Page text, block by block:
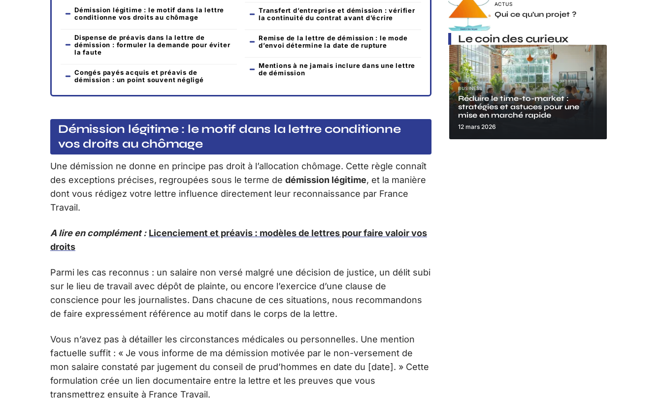
Démission légitime : le motif dans la lettre
conditionne vos droits au chômage
Dispense de préavis dans la lettre de
démission : formuler la demande pour éviter
la faute
Congés payés acquis et préavis de
démission : un point souvent négligé
Transfert d’entreprise et démission : vérifier
la continuité du contrat avant d’écrire
Remise de la lettre de démission : le mode
d’envoi détermine la date de rupture
Mentions à ne jamais inclure dans une lettre
de démission
Démission légitime : le motif dans la lettre conditionne
vos droits au chômage
Une démission ne donne en principe pas droit à l’allocation chômage. Cette règle connaît
des exceptions précises, regroupées sous le terme de démission légitime, et la manière
dont vous rédigez votre lettre influence directement leur reconnaissance par France
Travail.
A lire en complément : Licenciement et préavis : modèles de lettres pour faire valoir vos
droits
Parmi les cas reconnus : un salaire non versé malgré une décision de justice, un délit subi
sur le lieu de travail avec dépôt de plainte, ou encore l’exercice d’une clause de
conscience pour les journalistes. Dans chacune de ces situations, nous recommandons
de faire expressément référence au motif dans le corps de la lettre.
Vous n’avez pas à détailler les circonstances médicales ou personnelles. Une mention
factuelle suffit : « Je vous informe de ma démission motivée par le non-versement de
mon salaire constaté par jugement du conseil de prud’hommes en date du [date]. » Cette
formulation crée un lien documentaire entre la lettre et les preuves que vous
transmettrez ensuite à France Travail.
ACTUS
Qui ce qu’un projet ?
Le coin des curieux
BUSINESS
Réduire le time-to-market :
stratégies et astuces pour une
mise en marché rapide
12 mars 2026